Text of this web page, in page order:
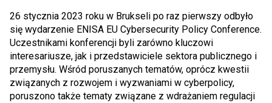
26 stycznia 2023 roku w Brukseli po raz pierwszy odbyło
się wydarzenie ENISA EU Cybersecurity Policy Conference.
Uczestnikami konferencji byli zarówno kluczowi
interesariusze, jak i przedstawiciele sektora publicznego i
przemysłu. Wśród poruszanych tematów, oprócz kwestii
związanych z rozwojem i wyzwaniami w cyberpolicy,
poruszono także tematy związane z wdrażaniem regulacji